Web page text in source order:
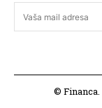
© Financa.